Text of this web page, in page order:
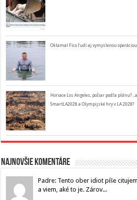
Oklamal Fico ľudí aj vymyslenou
Horiace Los Angeles, požiar podľa plánu?
SmartLA2028 a Olympijské hry v LA 2028?
Najnovšie komentáre
Padre: Tento ober idiot píše
a viem, aké to je. Zárov...